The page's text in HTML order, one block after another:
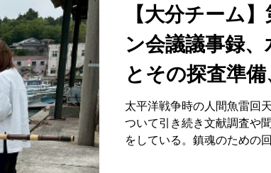
【大分チーム
ン会議議事録
とその探査準
ングetc...
太平洋戦争時の人間魚雷回
ついて引き続き文献調査や
をしている。鎮魂のための